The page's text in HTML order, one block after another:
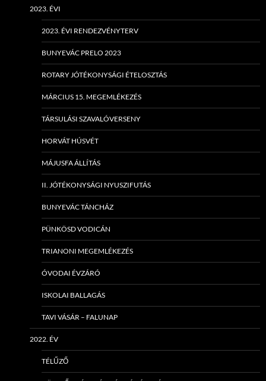
2023. ÉVI
2023. ÉVI RENDEZVÉNYTERV
BUNYEVÁC PRELO 2023
ROTARY JÓTÉKONYSÁGI ÉTELOSZTÁS
MÁRCIUS 15. MEGEMLÉKEZÉS
TÁRSULÁSI SZAVALÓVERSENY
HORVÁT HÚSVÉT
MÁJUSFA ÁLLÍTÁS
II. JÓTÉKONYSÁGI NYUSZIFUTÁS
BUNYEVÁC TÁNCHÁZ
PÜNKÖSD VODICÁN
TRIANONI MEGEMLÉKEZÉS
ÓVODAI ÉVZÁRÓ
ISKOLAI BALLAGÁS
TAVI VÁSÁR – FALUNAP
2022. ÉV
TÉLŰZŐ